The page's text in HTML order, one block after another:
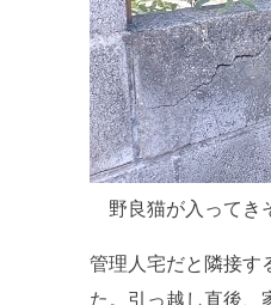
野良猫が入ってき
管理人宅だと隣接す
た。引っ越し直後、